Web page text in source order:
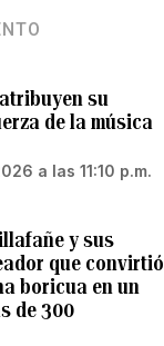
su
de la música
a las 11:10 p.m.
y sus
que convirtió
boricua en un
de 300